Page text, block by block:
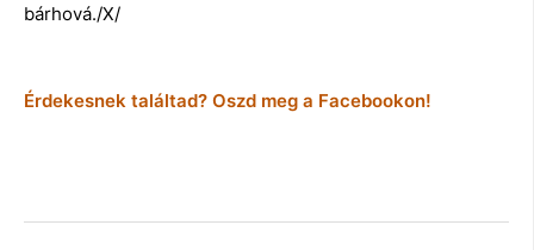
bárhová./X/
Érdekesnek találtad? Oszd meg a Facebookon!